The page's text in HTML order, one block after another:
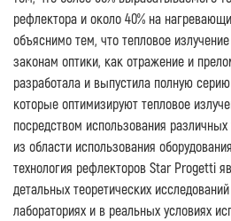
рефлектора и около 40% на
объяснимо тем, что тепловое
законам оптики, как отражение и
разработала и выпустила полную
которые оптимизируют тепловое
посредством использования
из области использования
технология рефлекторов Star Progetti
детальных теоретических
лабораториях и в реальных условиях